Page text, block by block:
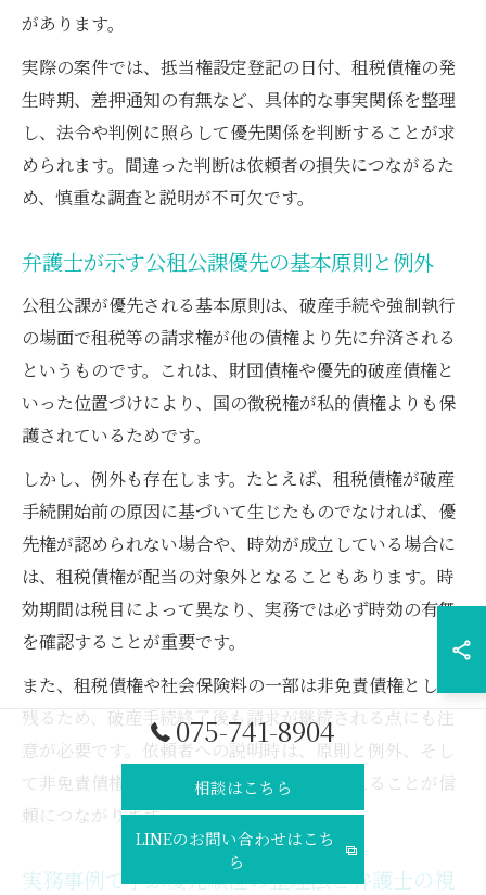
があります。
実際の案件では、抵当権設定登記の日付、租税債権の発
生時期、差押通知の有無など、具体的な事実関係を整理
し、法令や判例に照らして優先関係を判断することが求
められます。間違った判断は依頼者の損失につながるた
め、慎重な調査と説明が不可欠です。
弁護士が示す公租公課優先の基本原則と例外
公租公課が優先される基本原則は、破産手続や強制執行
の場面で租税等の請求権が他の債権より先に弁済される
というものです。これは、財団債権や優先的破産債権と
いった位置づけにより、国の徴税権が私的債権よりも保
護されているためです。
しかし、例外も存在します。たとえば、租税債権が破産
手続開始前の原因に基づいて生じたものでなければ、優
先権が認められない場合や、時効が成立している場合に
は、租税債権が配当の対象外となることもあります。時
効期間は税目によって異なり、実務では必ず時効の有無
を確認することが重要です。
また、租税債権や社会保険料の一部は非免責債権として
残るため、破産手続終了後も請求が継続される点にも注
意が必要です。依頼者への説明時は、原則と例外、そし
て非免責債権の範囲についても具体的に伝えることが信
頼につながります。
実務事例で学ぶ優先順位の整理法と弁護士の視
075-741-8904
相談はこちら
LINEのお問い合わせはこち
ら